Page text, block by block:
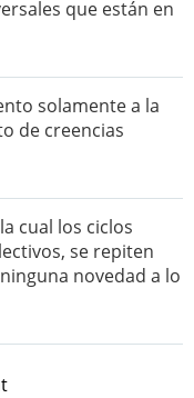
que están en
solamente a la
de creencias
cual los ciclos
se repiten
novedad a lo